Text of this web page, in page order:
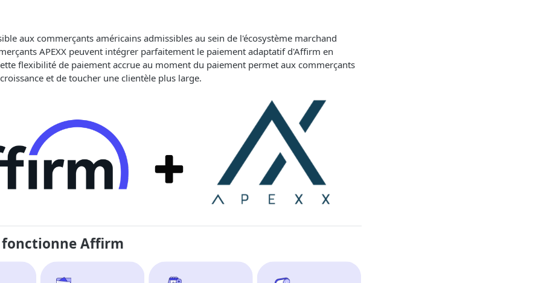
aux commerçants américains admissibles au sein de l'écosystème marchand
APEXX peuvent intégrer parfaitement le paiement adaptatif d'Affirm en
flexibilité de paiement accrue au moment du paiement permet aux commerçants
et de toucher une clientèle plus large.
fonctionne Affirm